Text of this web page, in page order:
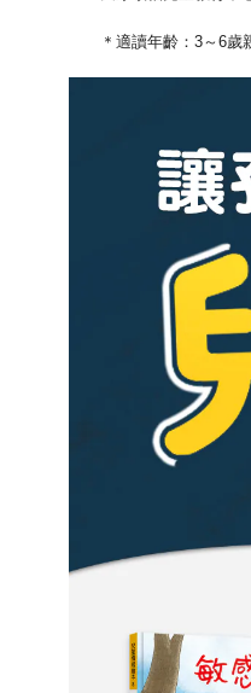
＊適讀年齡：3～6歲親